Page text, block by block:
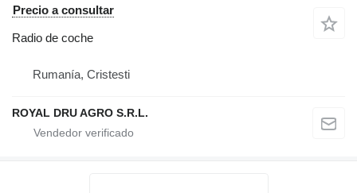
Precio a consultar
Radio de coche
Rumanía, Cristesti
ROYAL DRU AGRO S.R.L.